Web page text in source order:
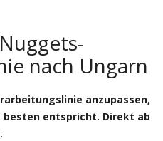
nach Ungarn
anzupassen,
besten entspricht. Direkt ab
.